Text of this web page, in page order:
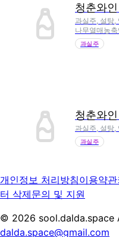
청춘와
과실주, 설탕,
나무열매농축
과실주
청춘와
과실주, 설탕,
과실주
개인정보 처리방침이용약관
터 삭제문의 및 지원
© 2026 sool.dalda.space
dalda.space@gmail.com